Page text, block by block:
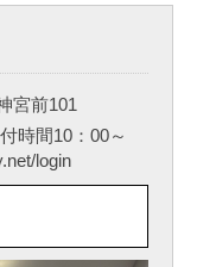
宮前101
時間10：00～
login